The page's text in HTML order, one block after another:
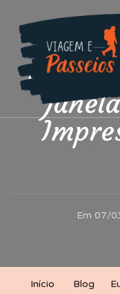
Lá vem aventura!
Museu
Em 07/
Início Blog